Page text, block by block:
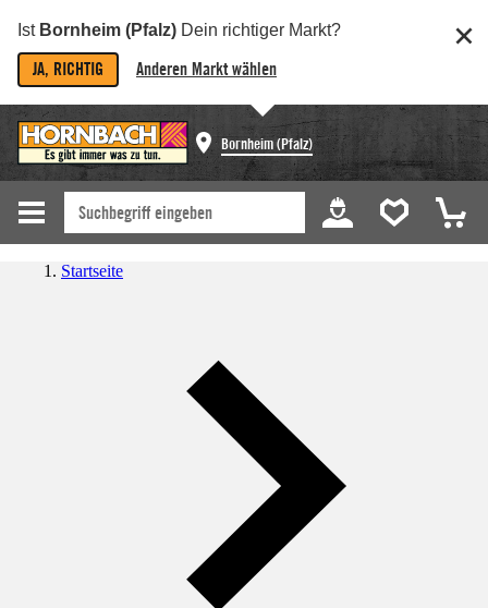
Ist Bornheim (Pfalz) Dein richtiger Markt?
JA, RICHTIG Anderen Markt wählen
Bornheim (Pfalz)
Startseite